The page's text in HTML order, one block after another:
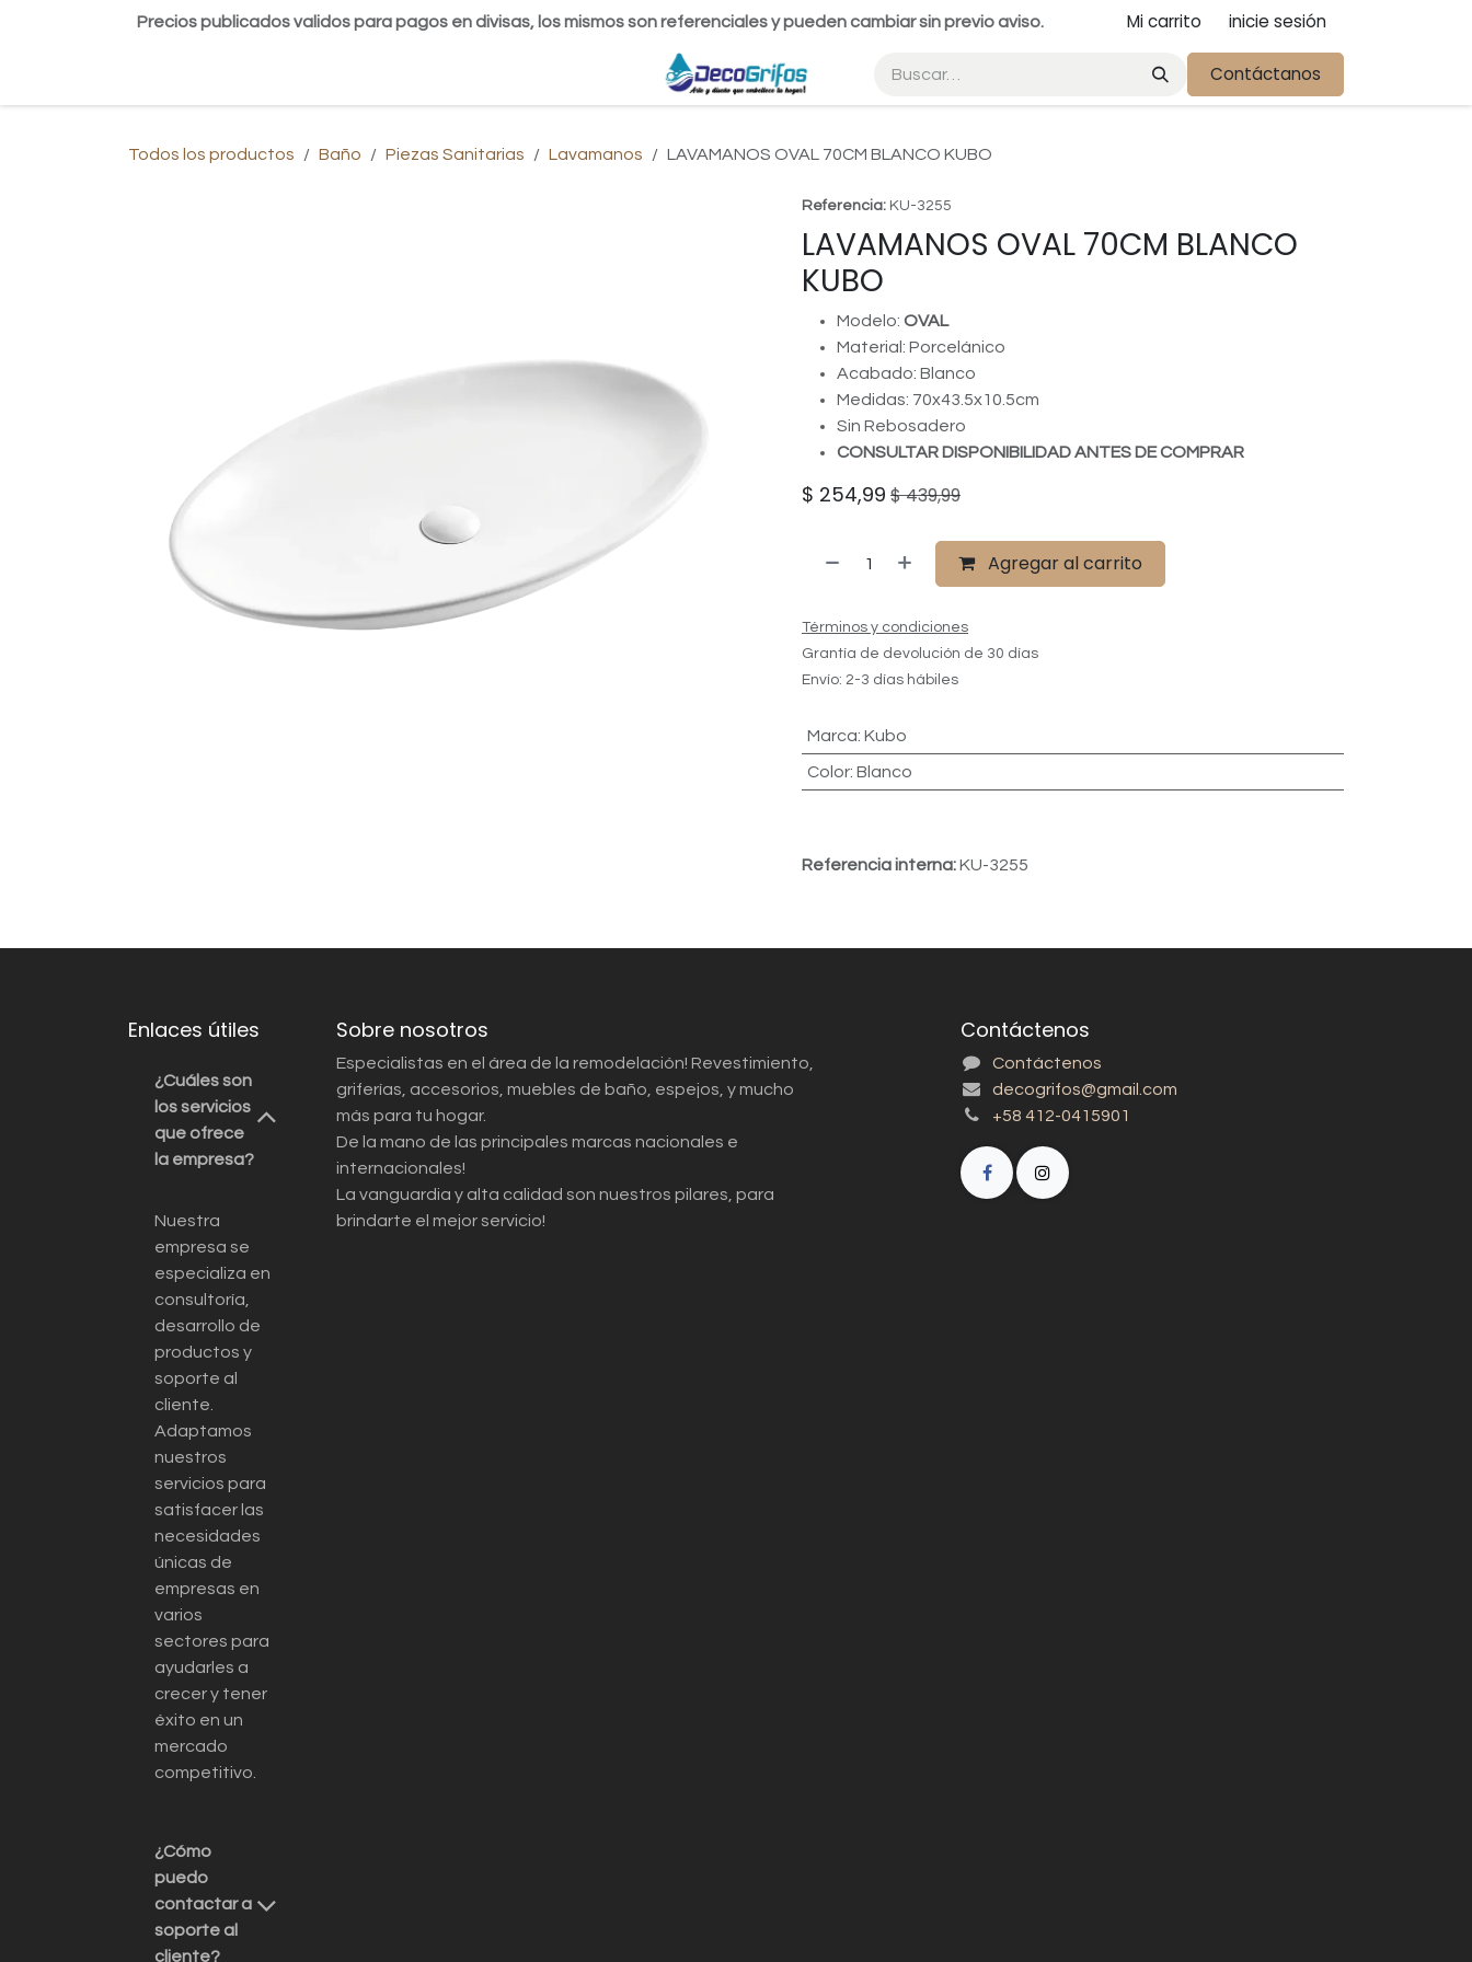
Precios publicados validos para pagos en divisas, los mismos son referenciales y pueden cambiar sin previo aviso. Mi carrito inicie sesión
Contáctanos
Todos los productos Baño Piezas Sanitarias Lavamanos LAVAMANOS OVAL 70CM BLANCO KUBO
Referencia: KU-3255
LAVAMANOS OVAL 70CM BLANCO
KUBO
Modelo: OVAL
Material: Porcelánico
Acabado: Blanco
Medidas: 70x43.5x10.5cm
Sin Rebosadero
CONSULTAR DISPONIBILIDAD ANTES DE COMPRAR
$ 254,99 $439,99
Agregar al carrito
Términos y condiciones
Grantía de devolución de 30 días
Envío: 2-3 días hábiles
Marca: Kubo
Color: Blanco
Referencia interna:KU-3255
Enlaces útiles
¿Cuáles son
los servicios
que ofrece
la empresa?
Nuestra
empresa se
especializa en
consultoría,
desarrollo de
productos y
soporte al
cliente.
Adaptamos
nuestros
servicios para
satisfacer las
necesidades
únicas de
empresas en
varios
sectores para
ayudarles a
crecer y tener
éxito en un
mercado
competitivo.
¿Cómo
puedo
contactar a
soporte al
cliente?
Sobre nosotros
Especialistas en el área de la remodelación! Revestimiento,
griferías, accesorios, muebles de baño, espejos, y mucho
más para tu hogar.
De la mano de las principales marcas nacionales e
internacionales!
La vanguardia y alta calidad son nuestros pilares, para
brindarte el mejor servicio!
Contáctenos
Contáctenos
decogrifos@gmail.com
+58 412-0415901